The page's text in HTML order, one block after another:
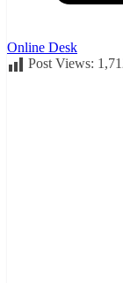
Online Desk
Post Views: